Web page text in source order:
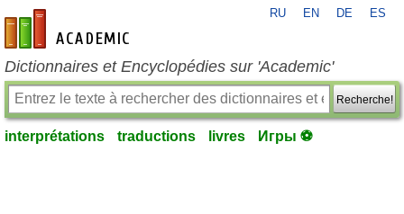
fr-academic.com
RU EN DE ES
Dictionnaires et Encyclopédies sur 'Academic'
Recherche!
interprétations traductions livres Игры ⚽